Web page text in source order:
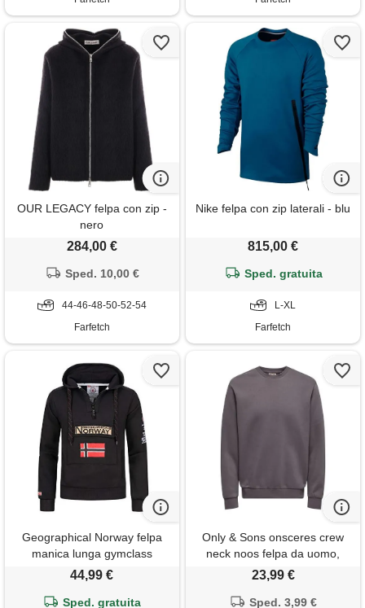
OUR LEGACY felpa con zip -
nero
284,00 €
Sped. 10,00 €
44-46-48-50-52-54
Farfetch
Nike felpa con zip laterali - blu
815,00 €
Sped. gratuita
L-XL
Farfetch
Geographical Norway felpa
manica lunga gymclass
hoodie uomo 35% poliestere.
44,99 €
Sped. gratuita
Only & Sons onsceres crew
neck noos felpa da uomo,
coniglio, l
23,99 €
Sped. 3,99 €